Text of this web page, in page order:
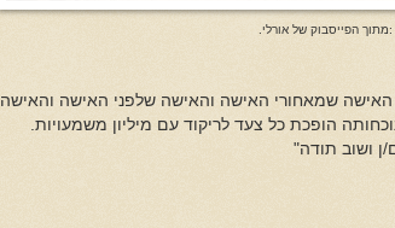
הפייסבוק של אורלי.
האישה שמאחורי האישה והאישה שלפני האישה והאישה
הופכת כל צעד לריקוד עם מיליון משמעויות.
ן ושוב תודה"